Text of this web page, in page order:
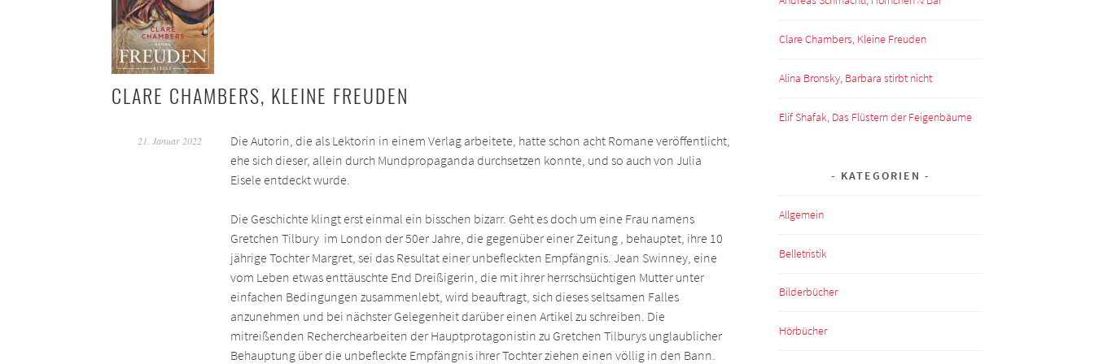
CLARE CHAMBERS, KLEINE FREUDEN
21. Januar 2022
Die Autorin, die als Lektorin in einem Verlag arbeitete, hatte schon acht Romane veröffentlicht,
ehe sich dieser, allein durch Mundpropaganda durchsetzen konnte, und so auch von Julia
Eisele entdeckt wurde.
Die Geschichte klingt erst einmal ein bisschen bizarr. Geht es doch um eine Frau namens
Gretchen Tilbury im London der 50er Jahre, die gegenüber einer Zeitung , behauptet, ihre 10
jährige Tochter Margret, sei das Resultat einer unbefleckten Empfängnis. Jean Swinney, eine
vom Leben etwas enttäuschte End Dreißigerin, die mit ihrer herrschsüchtigen Mutter unter
einfachen Bedingungen zusammenlebt, wird beauftragt, sich dieses seltsamen Falles
anzunehmen und bei nächster Gelegenheit darüber einen Artikel zu schreiben. Die
mitreißenden Recherchearbeiten der Hauptprotagonistin zu Gretchen Tilburys unglaublicher
Behauptung über die unbefleckte Empfängnis ihrer Tochter ziehen einen völlig in den Bann.
Clare Chambers, Kleine Freuden
Alina Bronsky, Barbara stirbt nicht
Elif Shafak, Das Flüstern der Feigenbäume
KATEGORIEN
Allgemein
Belletristik
Bilderbücher
Hörbücher